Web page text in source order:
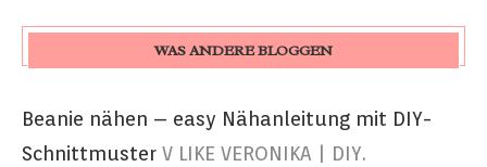
WAS ANDERE BLOGGEN
Beanie nähen – easy Nähanleitung mit DIY-
Schnittmuster V LIKE VERONIKA | DIY.